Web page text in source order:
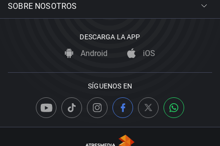
SOBRE NOSOTROS
DESCARGA LA APP
Android iOS
SÍGUENOS EN